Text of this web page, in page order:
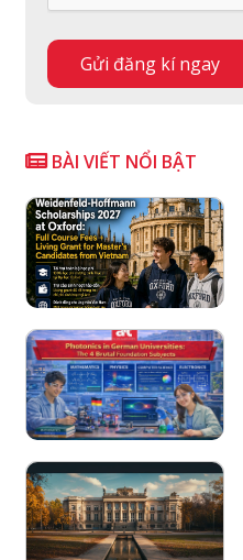
BÀI VIẾT NỔI BẬT